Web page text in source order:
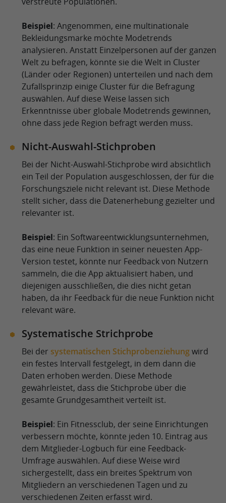
Beispiel: Angenommen, eine multinationale
Bekleidungsmarke möchte Modetrends
analysieren. Anstatt Einzelpersonen auf der ganzen
Welt zu befragen, könnte sie die Welt in Cluster
(Länder oder Regionen) unterteilen und nach dem
Zufallsprinzip einige Cluster für die Befragung
auswählen. Auf diese Weise lassen sich
Erkenntnisse über globale Modetrends gewinnen,
ohne dass jede Region befragt werden muss.
Nicht-Auswahl-Stichproben
Bei der Nicht-Auswahl-Stichprobe wird absichtlich
ein Teil der Population ausgeschlossen, der für die
Forschungsziele nicht relevant ist. Diese Methode
stellt sicher, dass die Datenerhebung gezielter und
relevanter ist.
Beispiel: Ein Softwareentwicklungsunternehmen,
das eine neue Funktion in seiner neuesten App-
Version testet, könnte nur Feedback von Nutzern
sammeln, die die App aktualisiert haben, und
diejenigen ausschließen, die dies nicht getan
haben, da ihr Feedback für die neue Funktion nicht
relevant wäre.
Systematische Strichprobe
Bei der systematischen Stichprobenziehungwird
ein festes Intervall festgelegt, in dem dann die
Daten erhoben werden. Diese Methode
gewährleistet, dass die Stichprobe über die
gesamte Grundgesamtheit verteilt ist.
Beispiel: Ein Fitnessclub, der seine Einrichtungen
verbessern möchte, könnte jeden 10. Eintrag aus
dem Mitglieder-Logbuch für eine Feedback-
Umfrage auswählen. Auf diese Weise wird
sichergestellt, dass ein breites Spektrum von
Mitgliedern an verschiedenen Tagen und zu
verschiedenen Zeiten erfasst wird.